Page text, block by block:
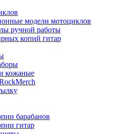
модели мотоциклов
ручной работы
копий гитар
кожаные
барабанов
гитар